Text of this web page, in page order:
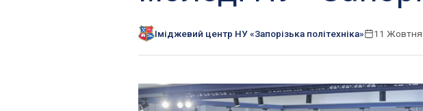
Іміджевий центр НУ «Запорізька політехніка» 11